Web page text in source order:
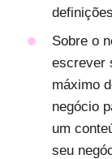
Sobre o
escrever
máximo
negócio
um
seu